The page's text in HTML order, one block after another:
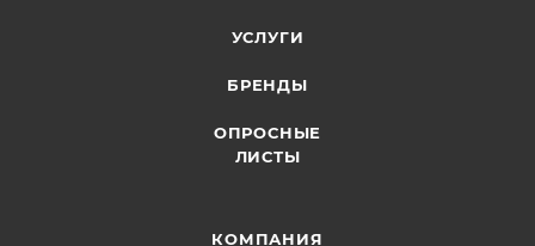
УСЛУГИ
БРЕНДЫ
ОПРОСНЫЕ
ЛИСТЫ
КОМПАНИЯ